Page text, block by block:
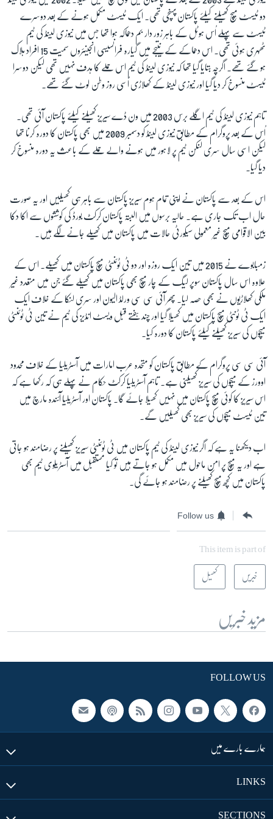
زبان
دو ٹیسٹ میچ کھیلنے کیلئے پاکستان پہنچی تھی۔ ایک ٹیسٹ مکمل ہونے کے بعد دوسرے
ٹیسٹ سے پہلے اُس ہوٹل کے باہر زور دار بم دھماکہ ہوا تھا جس میں نیوزی لینڈ کی ٹیم
ٹھہری ہوئی تھی۔ اس دھماکے کے نتیجے میں گیارہ فرانسیسی انجینئروں سمیت 15 افراد ہلاک
ہو گئے تھے۔ اگرچہ بتایا گیا تھا کہ نیوزی لینڈ کی ٹیم اس حملے کا ہدف نہیں تھی لیکن دوسرا
ٹیسٹ منسوخ کر دیا گیا اور نیوزی لینڈ کے کھلاڑی اُسی روز وطن لوٹ گئے تھے۔
تاہم نیوزی لینڈ کی ٹیم اگلے برس 2003 میں ون ڈے سیریز کھیلنے کیلئے پاکستان آئی تھی۔
اُس کے بعد پروگرام کے مطابق نیوزی لینڈ کو دسمبر 2009 میں بھی پاکستان کا دورہ کرنا تھا
لیکن اسی سال سری لنکن ٹیم پر لاہور میں ہونے والے حملے کے باعث یہ دورہ منسوخ کر
دیا گیا۔
اس کے بعد سے پاکستان نے اپنی تمام ہوم سیریز پاکستان سے باہر ہی کھیلیں اور یہ صورت
حال اب تک جاری ہے۔ حالیہ برسوں میں البتہ پاکستان کرکٹ بورڈ کی کوششوں سے اکا دکا
بین الاقوامی میچ غیر معمولی سیکورٹی حالات میں پاکستان میں کھیلے جانے لگے ہیں۔
زمبابوے نے 2015 میں تین ایک روزہ اور دو ٹی ٹوئنٹی میچ پاکستان میں کھیلے۔ اس کے
علاوہ اس سال پاکستان سوپر لیگ کے چار میچ بھی پاکستان میں کھیلے گئے جن میں متعدد غیر
ملکی کھلاڑیوں نے بھی حصہ لیا۔ پھر آئی سی سی ورلڈ الیون اور سری لنکا کے خلاف ایک
ایک ٹی ٹونٹی میچ پاکستان میں کھیلا گیا اور چند ہفتے قبل ویسٹ انڈیز کی ٹیم نے تین ٹی ٹوئنٹی
میچوں کی سیریز کھیلنے کیلئے پاکستان کا دورہ کیا۔
آئی سی سی پروگرام کے مطابق پاکستان کو متحدہ عرب امارات میں آسٹریلیا کے خلاف محدود
اوورز کے میچوں کی سیریز کھیلنی ہے۔ تاہم آسٹریلیا کرکٹ حکام نے پہلے ہی کہ رکھا ہے کہ
اس سیریز کا کوئی میچ پاکستان میں نہیں کھیلا جائے گا۔ پاکستان اور آسٹریلیا آئندہ مارچ میں
تین ٹیسٹ میچوں کی سیریز بھی کھیلیں گے۔
اب دیکھنا یہ ہے کہ اگر نیوزی لینڈ کی ٹیم پاکستان میں ٹی ٹوئنٹی سیریز کھیلنے پر رضامند ہو جاتی
ہے اور یہ میچ پر امن ماحول میں مکمل ہو جاتے ہیں تو کیا مستقبل میں آسٹریلوی ٹیم بھی
پاکستان میں کچھ میچ کھیلنے پر رضامند ہو جائے گی۔
Follow us
This item is part of
خبریں کھیل
مزید خبریں
FOLLOW US
ہمارے بارے میں
LINKS
SECTIONS